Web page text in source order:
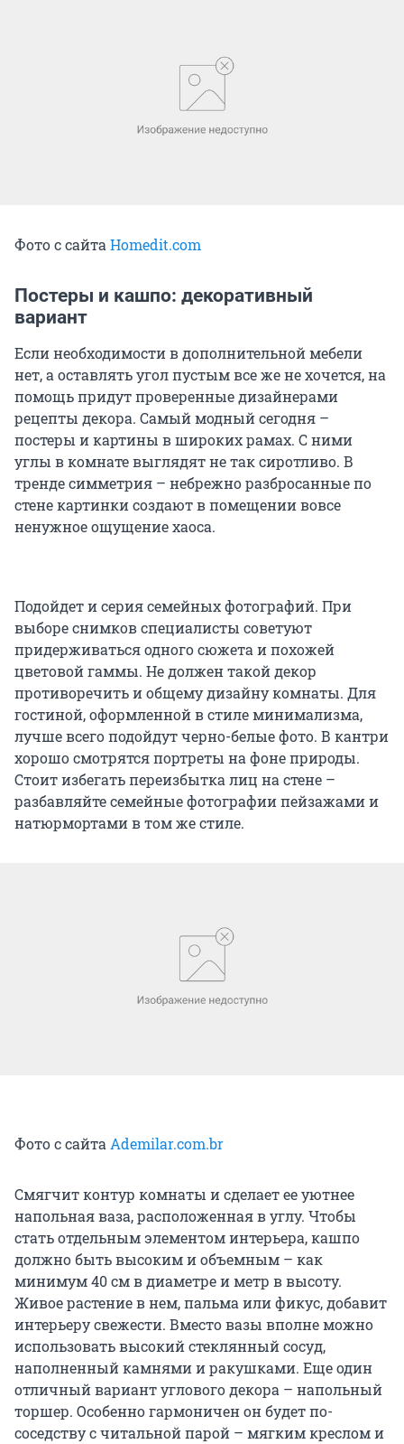
Фото с сайта Homedit.com
Постеры и кашпо: декоративный
вариант
Если необходимости в дополнительной мебели
нет, а оставлять угол пустым все же не хочется, на
помощь придут проверенные дизайнерами
рецепты декора. Самый модный сегодня –
постеры и картины в широких рамах. С ними
углы в комнате выглядят не так сиротливо. В
тренде симметрия – небрежно разбросанные по
стене картинки создают в помещении вовсе
ненужное ощущение хаоса.
Подойдет и серия семейных фотографий. При
выборе снимков специалисты советуют
придерживаться одного сюжета и похожей
цветовой гаммы. Не должен такой декор
противоречить и общему дизайну комнаты. Для
гостиной, оформленной в стиле минимализма,
лучше всего подойдут черно-белые фото. В кантри
хорошо смотрятся портреты на фоне природы.
Стоит избегать переизбытка лиц на стене –
разбавляйте семейные фотографии пейзажами и
натюрмортами в том же стиле.
Фото с сайтаAdemilar.com.br
Смягчит контур комнаты и сделает ее уютнее
напольная ваза, расположенная в углу. Чтобы
стать отдельным элементом интерьера, кашпо
должно быть высоким и объемным – как
минимум 40 см в диаметре и метр в высоту.
Живое растение в нем, пальма или фикус, добавит
интерьеру свежести. Вместо вазы вполне можно
использовать высокий стеклянный сосуд,
наполненный камнями и ракушками. Еще один
отличный вариант углового декора – напольный
торшер. Особенно гармоничен он будет по-
соседству с читальной парой – мягким креслом и